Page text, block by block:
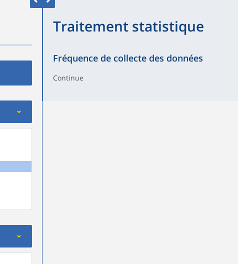
Traitement statistique
Fréquence de collecte des données
Continue